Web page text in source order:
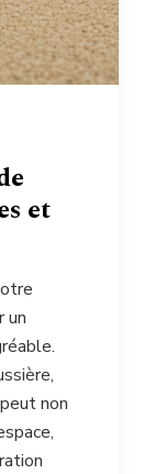
et
un
non